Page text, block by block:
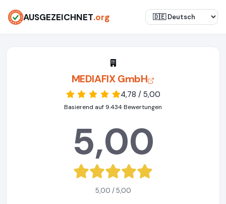
AUSGEZEICHNET.org
MEDIAFIX GmbH
4,78 / 5,00
Basierend auf 9.434 Bewertungen
5,00
5,00 / 5,00